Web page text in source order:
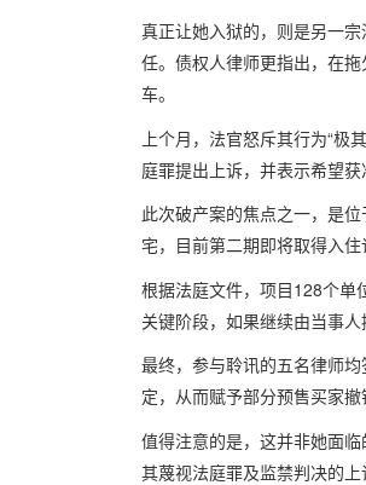
真正让她入狱的，则是另一
任。债权人律师更指出，在
车。
上个月，法官怒斥其行为“
庭罪提出上诉，并表示希望获
此次破产案的焦点之一，是
宅，目前第二期即将取得入住
根据法庭文件，项目128个单
关键阶段，如果继续由当事
最终，参与聆讯的五名律师
定，从而赋予部分预售买家撤
值得注意的是，这并非她面
其蔑视法庭罪及监禁判决的上